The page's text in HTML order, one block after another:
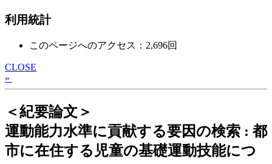
利用統計
このページへのアクセス：2,696回
CLOSE
»
＜紀要論文＞
運動能力水準に貢献する要因の検索 : 都
市に在住する児童の基礎運動技能につ